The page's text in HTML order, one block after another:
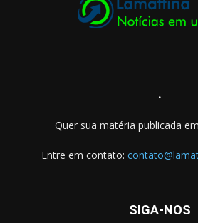
.
Quer sua matéria publicada
Entre em contato:
SIGA-NOS